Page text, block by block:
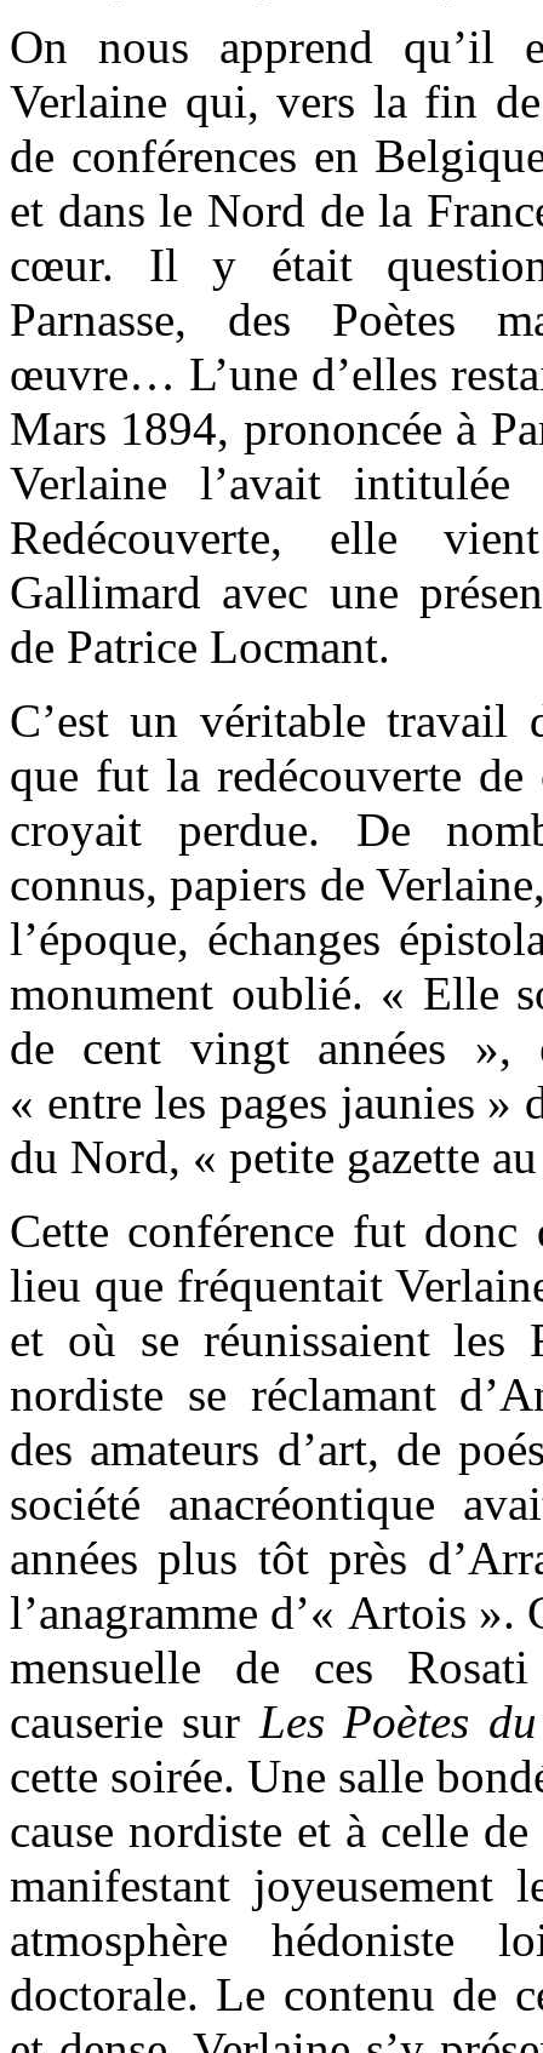
On nous apprend qu’il
Verlaine qui, vers la fin
de conférences en
et dans le Nord de la
cœur. Il y était
Parnasse, des Poètes
œuvre… L’une d’elles
Mars 1894, prononcée à
Verlaine l’avait intitulée
Redécouverte, elle
Gallimard avec une
de Patrice Locmant.
C’est un véritable travail
que fut la redécouverte
croyait perdue. De
connus, papiers de
l’époque, échanges
monument oublié. « Elle
de cent vingt années »,
« entre les pages jaunies »
du Nord, « petite gazette
Cette conférence fut donc
lieu que fréquentait
et où se réunissaient les
nordiste se réclamant
des amateurs d’art, de
société anacréontique
années plus tôt près
l’anagramme d’« Artois ».
mensuelle de ces
causerie sur Les Poètes
cette soirée. Une salle
cause nordiste et à celle
manifestant joyeusement
atmosphère hédoniste
doctorale. Le contenu de